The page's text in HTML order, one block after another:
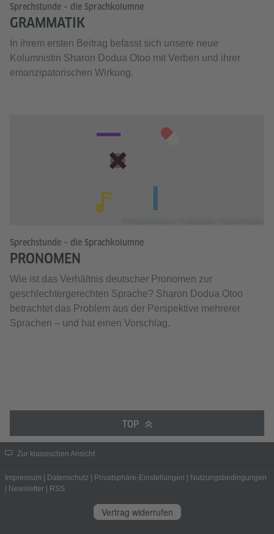
Sprechstunde – die Sprachkolumne
GRAMMATIK
In ihrem ersten Beitrag befasst sich unsere neue
Kolumnistin Sharon Dodua Otoo mit Verben und ihrer
emanzipatorischen Wirkung.
Sprechstunde – die Sprachkolumne
PRONOMEN
Wie ist das Verhältnis deutscher Pronomen zur
geschlechtergerechten Sprache? Sharon Dodua Otoo
betrachtet das Problem aus der Perspektive mehrerer
Sprachen – und hat einen Vorschlag.
TOP
Zur klassischen Ansicht
Impressum | Datenschutz | Privatsphäre-Einstellungen | Nutzungsbedingungen
| Newsletter | RSS
Vertrag widerrufen